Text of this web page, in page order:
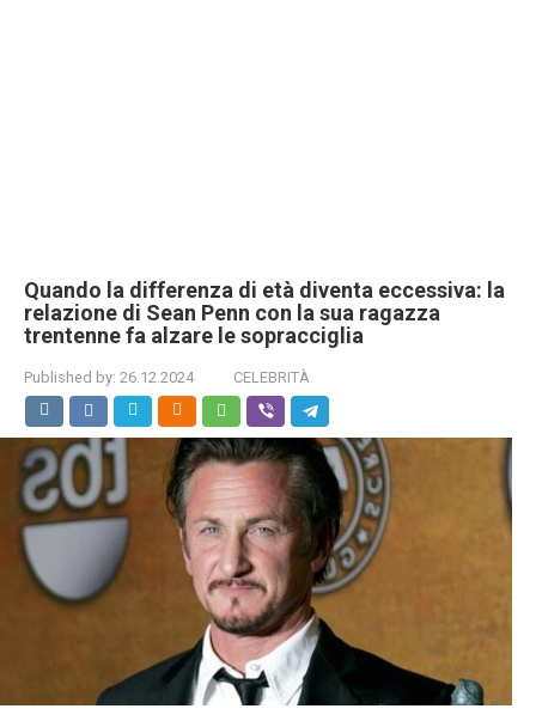
Quando la differenza di età diventa eccessiva: la
relazione di Sean Penn con la sua ragazza
trentenne fa alzare le sopracciglia
Published by: 26.12.2024 CELEBRITÀ